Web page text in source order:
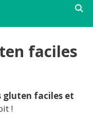
faciles
gluten faciles et
!